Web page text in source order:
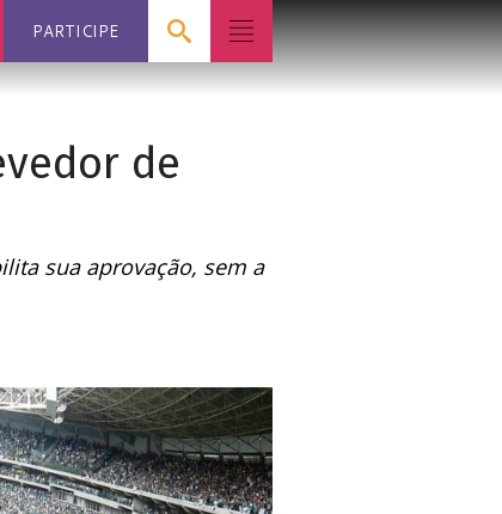
PARTICIPE
de
sua aprovação, sem a